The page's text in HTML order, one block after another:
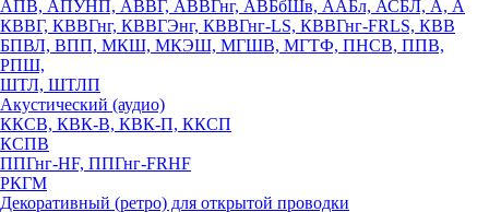
АПВ, АПУНП, АВВГ, АВВГнг, АВБбШв, ААБл, АСБЛ, А, А
КВВГ, КВВГнг, КВВГЭнг, КВВГнг-LS, КВВГнг-FRLS, КВВ
БПВЛ, ВПП, МКШ, МКЭШ, МГШВ, МГТФ, ПНСВ, ППВ,
РПШ,
ШТЛ, ШТЛП
Акустический (аудио)
ККСВ, КВК-В, КВК-П, ККСП
КСПВ
ППГнг-HF, ППГнг-FRHF
РКГМ
Декоративный (ретро) для открытой проводки